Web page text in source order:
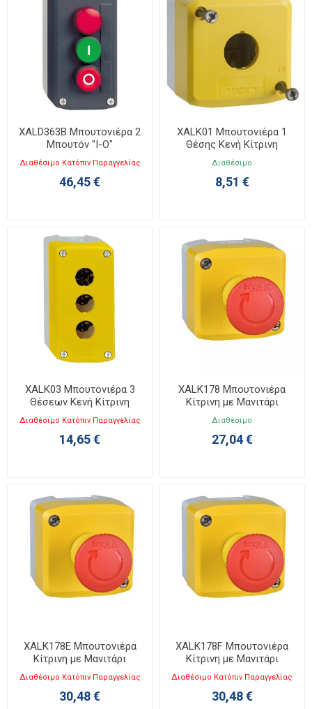
XALD363B Μπουτονιέρα 2
Μπουτόν "I-O"
NO+NC+Κόκκινο LED 24V
Διαθέσιμο Κατόπιν Παραγγελίας
46,45 €
XALK01 Μπουτονιέρα 1
Θέσης Κενή Κίτρινη
Διαθέσιμο
8,51 €
XALK03 Μπουτονιέρα 3
Θέσεων Κενή Κίτρινη
Διαθέσιμο Κατόπιν Παραγγελίας
14,65 €
XALK178 Μπουτονιέρα
Κίτρινη με Μανιτάρι
Emergency Stop 1NC
Διαθέσιμο
27,04 €
XALK178E Μπουτονιέρα
Κίτρινη με Μανιτάρι
Emergency Stop 1NO+1NC
Διαθέσιμο Κατόπιν Παραγγελίας
30,48 €
XALK178F Μπουτονιέρα
Κίτρινη με Μανιτάρι
Emergency Stop 2NC
Διαθέσιμο Κατόπιν Παραγγελίας
30,48 €